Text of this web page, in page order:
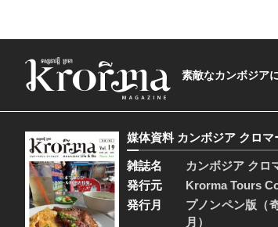
素敵なカンボジ
媒体資料 カンボジア クロマ
雑誌名
カンボジア クロ
発行元
Krorma Tours
発行月
プノンペン版（
月）